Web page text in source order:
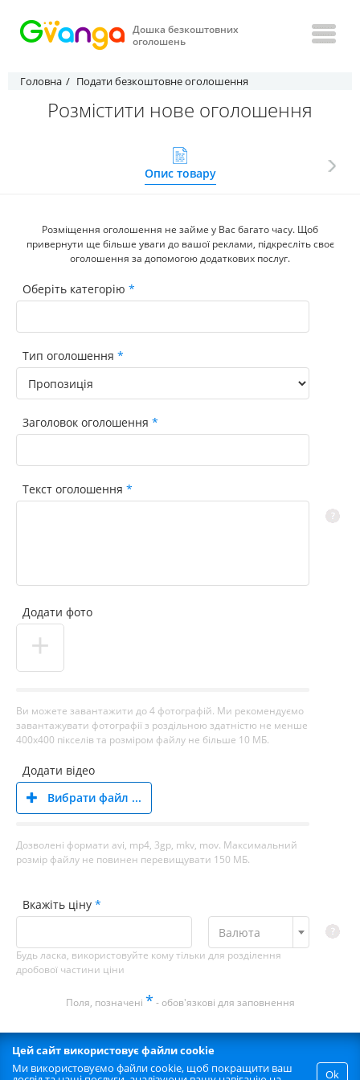
Дошка безкоштовних
оголошень
Головна Подати безкоштовне оголошення
Розмістити нове оголошення
Опис товару
Розміщення оголошення не займе у Вас багато часу. Щоб
привернути ще більше уваги до вашої реклами, підкресліть своє
оголошення за допомогою додаткових послуг.
Оберіть категорію
Тип оголошення
Заголовок оголошення
Текст оголошення
Додати фото
+
Ви можете завантажити до 4 фотографій. Ми рекомендуємо
завантажувати фотографії з роздільною здатністю не менше
400х400 пікселів та розміром файлу не більше 10 МБ.
Додати відео
Вибрати файл ...
Дозволені формати avi, mp4, 3gp, mkv, mov. Максимальний
розмір файлу не повинен перевищувати 150 МБ.
Вкажіть ціну
Валюта
Будь ласка, використовуйте кому тільки для розділення
дробової частини ціни
Поля, позначені * - обов'язкові для заповнення
Цей сайт використовує файли cookie
Ok
Ми використовуємо файли cookie, щоб покращити ваш